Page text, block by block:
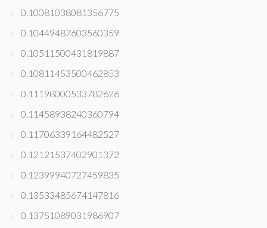
0.10081038081356775
0.10449487603560359
0.10511500431819887
0.10811453500462853
0.11198000533782626
0.11458938240360794
0.11706339164482527
0.12121537402901372
0.12399940727459835
0.13533485674147816
0.13751089031986907